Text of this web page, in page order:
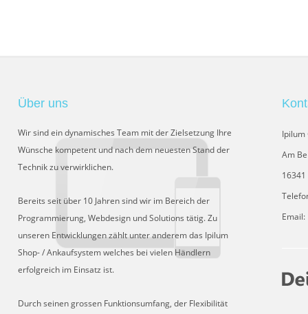
Über uns
Wir sind ein dynamisches Team mit der Zielsetzung Ihre
Wünsche kompetent und nach dem neuesten Stand der
Technik zu verwirklichen.
Bereits seit über 10 Jahren sind wir im Bereich der
Programmierung, Webdesign und Solutions tätig. Zu
unseren Entwicklungen zählt unter anderem das Ipilum
Shop- / Ankaufsystem welches bei vielen Händlern
erfolgreich im Einsatz ist.
Durch seinen grossen Funktionsumfang, der Flexibilität
Ipilum
Am